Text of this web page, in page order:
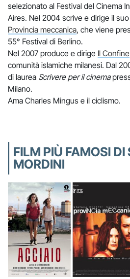
selezionato al Festival del Cinema
Aires. Nel 2004 scrive e dirige il
Provincia meccanica, che viene
55° Festival di Berlino.
Nel 2007 produce e dirige Il Confine
comunità islamiche milanesi. Dal
di laurea Scrivere per il cinema
Milano.
Ama Charles Mingus e il ciclismo.
FILM PIÙ FAMOSI DI
MORDINI